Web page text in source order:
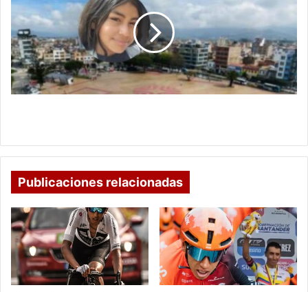
Búsqueda
de
Sara
Michelle
Vargas
Publicaciones relacionadas